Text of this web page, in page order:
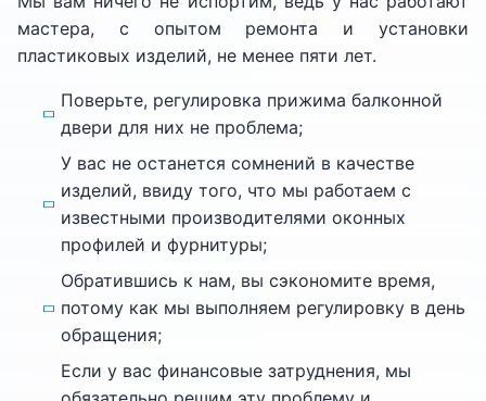
мастера, с опытом ремонта и установки
пластиковых изделий, не менее пяти лет.
Поверьте, регулировка прижима балконной
двери для них не проблема;
У вас не останется сомнений в качестве
изделий, ввиду того, что мы работаем с
известными производителями оконных
профилей и фурнитуры;
Обратившись к нам, вы сэкономите время,
потому как мы выполняем регулировку в день
обращения;
Если у вас финансовые затруднения, мы